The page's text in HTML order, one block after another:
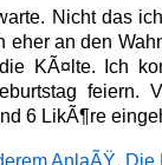
Nicht das
eher an den
KÃ¤lte. Ich
feiern.
6 LikÃ¶re
AnlaÃŸ, Die